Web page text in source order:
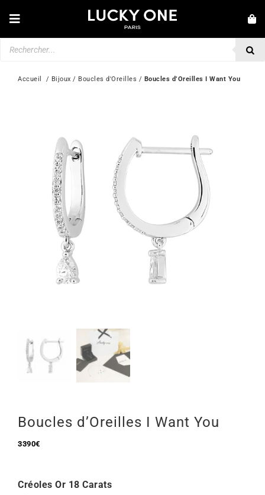
auToggle
Navigation
BOUCLES D’OREILLES
MONTRES
SECONDE MAIN
MARQUES
💎 SERVICE CLIENT
Mon Compte
Accueil
  /
Bijoux / Boucles d'Oreilles / Boucles d’Oreilles I Want You
Boucles d’Oreilles I Want You
3390€
Créoles Or 18 Carats